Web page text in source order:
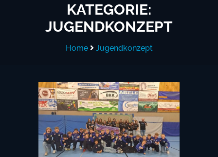
KATEGORIE:
JUGENDKONZEPT
Home Jugendkonzept